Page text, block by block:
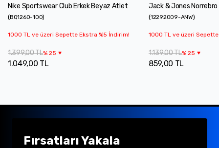
Nike Sportswear Club Erkek Beyaz Atlet
(BQ1260-100)
1000 TL ve üzeri Sepette Ekstra %5 İndirim!
1.399,00 TL% 25
1.049,00 TL
Jack & Jones
(12292009-ANW)
1000 TL ve üzeri
1.139,00 TL% 25
859,00 TL
Fırsatları Yakala